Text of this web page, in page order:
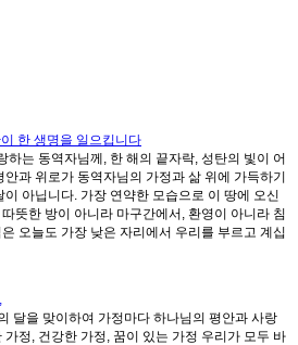
한 생명을 일으킵니다
하는 동역자님께, 한 해의 끝자락, 성탄의 빛이 어
과 위로가 동역자님의 가정과 삶 위에 가득하기
아닙니다. 가장 연약한 모습으로 이 땅에 오신
뜻한 방이 아니라 마구간에서, 환영이 아니라 침
오늘도 가장 낮은 자리에서 우리를 부르고 계십
달을 맞이하여 가정마다 하나님의 평안과 사랑
정, 건강한 가정, 꿈이 있는 가정 우리가 모두 바